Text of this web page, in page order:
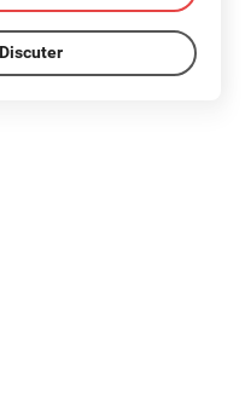
Discuter